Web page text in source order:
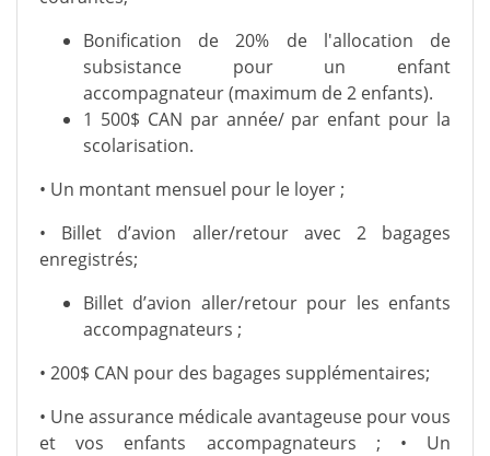
Bonification de 20% de l'allocation de
subsistance pour un enfant
accompagnateur (maximum de 2 enfants).
1 500$ CAN par année/ par enfant pour la
scolarisation.
• Un montant mensuel pour le loyer ;
• Billet d’avion aller/retour avec 2 bagages
enregistrés;
Billet d’avion aller/retour pour les enfants
accompagnateurs ;
• 200$ CAN pour des bagages supplémentaires;
• Une assurance médicale avantageuse pour vous
et vos enfants accompagnateurs ; • Un